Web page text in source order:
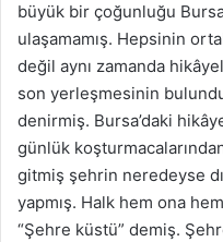
büyük bir çoğunluğu
ulaşamamış. Hepsinin
değil aynı zamanda
son yerleşmesinin
denirmiş. Bursa’daki
günlük
gitmiş şehrin neredeyse
yapmış. Halk hem ona
“Şehre küstü” demiş.